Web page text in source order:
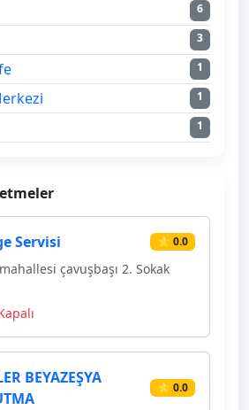
6
3
1
1
1
Servisi ⭐ 0.0
çavuşbaşı 2. Sokak
BEYAZEŞYA
⭐ 0.0